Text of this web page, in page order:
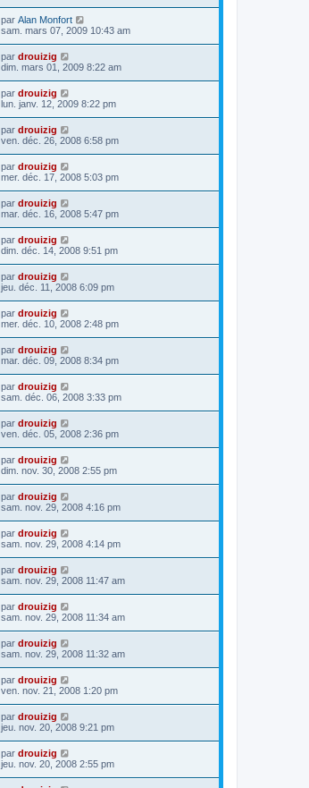
par Alan Monfort
sam. mars 07, 2009 10:43 am
par drouizig
dim. mars 01, 2009 8:22 am
par drouizig
lun. janv. 12, 2009 8:22 pm
par drouizig
ven. déc. 26, 2008 6:58 pm
par drouizig
mer. déc. 17, 2008 5:03 pm
par drouizig
mar. déc. 16, 2008 5:47 pm
par drouizig
dim. déc. 14, 2008 9:51 pm
par drouizig
jeu. déc. 11, 2008 6:09 pm
par drouizig
mer. déc. 10, 2008 2:48 pm
par drouizig
mar. déc. 09, 2008 8:34 pm
par drouizig
sam. déc. 06, 2008 3:33 pm
par drouizig
ven. déc. 05, 2008 2:36 pm
par drouizig
dim. nov. 30, 2008 2:55 pm
par drouizig
sam. nov. 29, 2008 4:16 pm
par drouizig
sam. nov. 29, 2008 4:14 pm
par drouizig
sam. nov. 29, 2008 11:47 am
par drouizig
sam. nov. 29, 2008 11:34 am
par drouizig
sam. nov. 29, 2008 11:32 am
par drouizig
ven. nov. 21, 2008 1:20 pm
par drouizig
jeu. nov. 20, 2008 9:21 pm
par drouizig
jeu. nov. 20, 2008 2:55 pm